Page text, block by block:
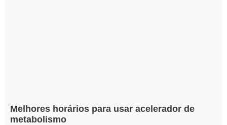
Melhores horários para usar acelerador de
metabolismo